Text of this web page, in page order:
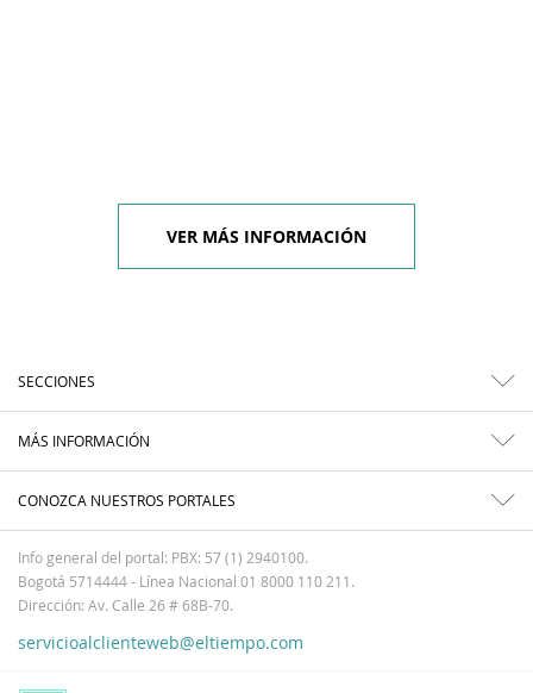
VER MÁS INFORMACIÓN
SECCIONES
MÁS INFORMACIÓN
CONOZCA NUESTROS PORTALES
Info general del portal: PBX: 57 (1) 2940100.
Bogotá 5714444 - Línea Nacional 01 8000 110 211.
Dirección: Av. Calle 26 # 68B-70.
servicioalclienteweb@eltiempo.com